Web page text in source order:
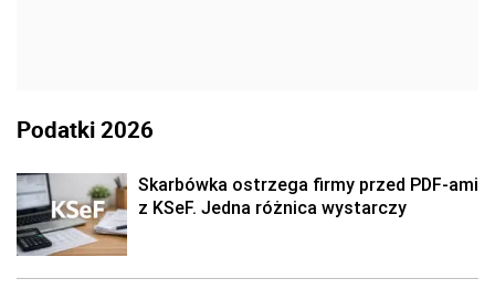
Podatki 2026
Skarbówka ostrzega firmy przed PDF-ami
z KSeF. Jedna różnica wystarczy